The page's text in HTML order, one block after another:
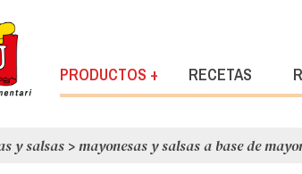
PRODUCTOS + RECETAS
y salsas >mayonesas y salsas a base de